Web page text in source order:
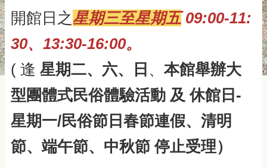
開館日之星期三至星期五 09:00-11:
30、13:30-16:00。
( 逢 星期二、六、日 、 本館舉辦大
型團體式民俗體驗活動 及 休館日-
星期一/民俗節日春節連假、清明
節、端午節、中秋節 停止受理）